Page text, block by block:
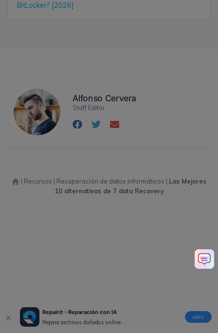
Repairit - Reparación con IA
Repara archivos dañados online.
abrir
BitLocker? [2026]
Alfonso Cervera
Staff Editor
| Recursos | Recuperación de datos informáticos | Las Mejores
10 alternativas de 7 data Recovery